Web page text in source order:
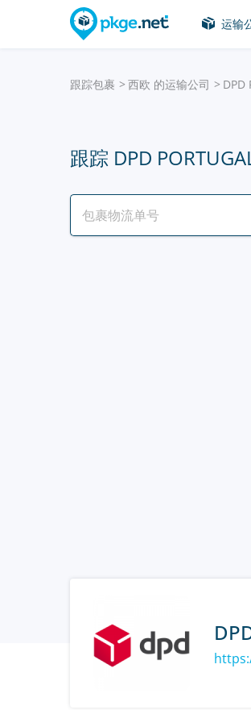
运输
跟踪包裹 西欧 的运输公司 DPD
跟踪 DPD